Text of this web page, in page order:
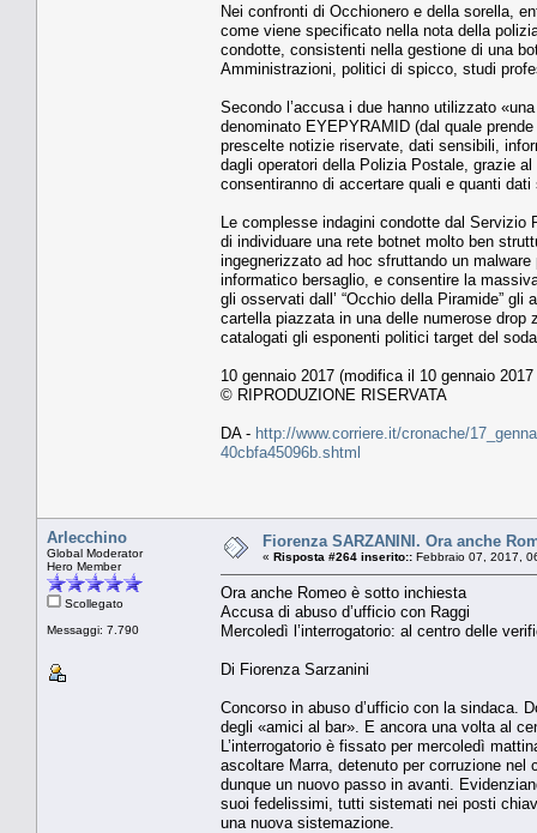
Nei confronti di Occhionero e della sorella,
come viene specificato nella nota della
condotte, consistenti nella gestione di una
Amministrazioni, politici di spicco, studi
Secondo l’accusa i due hanno utilizzato
denominato EYEPYRAMID (dal quale
prescelte notizie riservate, dati sensibili,
dagli operatori della Polizia Postale, grazie
consentiranno di accertare quali e quanti
Le complesse indagini condotte dal
di individuare una rete botnet molto ben
ingegnerizzato ad hoc sfruttando un
informatico bersaglio, e consentire la
gli osservati dall’ “Occhio della Piramide”
cartella piazzata in una delle numerose drop
catalogati gli esponenti politici target del
10 gennaio 2017 (modifica il 10 gennaio 2017
© RIPRODUZIONE RISERVATA
DA - http://www.corriere.it/cronache/
40cbfa45096b.shtml
Arlecchino
Global Moderator
Hero Member
Scollegato
Messaggi: 7.790
Fiorenza SARZANINI. Ora anche
« Risposta #264 inserito:: Febbraio 07, 2017,
Ora anche Romeo è sotto inchiesta
Accusa di abuso d’ufficio con Raggi
Mercoledì l’interrogatorio: al centro delle
Di Fiorenza Sarzanini
Concorso in abuso d’ufficio con la sindaca.
degli «amici al bar». E ancora una volta al
L’interrogatorio è fissato per mercoledì
ascoltare Marra, detenuto per corruzione nel
dunque un nuovo passo in avanti.
suoi fedelissimi, tutti sistemati nei posti
una nuova sistemazione.